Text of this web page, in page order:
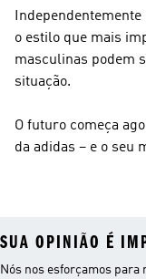
o estilo que mais
masculinas podem
situação.
O futuro começa
da adidas – e o seu
SUA OPINIÃO É
Nós nos esforçamos